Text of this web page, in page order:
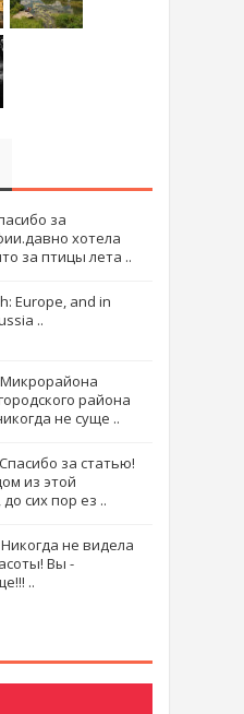
за
хотела
за птицы лета ..
Europe, and in
..
района
не суще ..
за статью!
из этой
сих пор ез ..
не видела
Вы -
..